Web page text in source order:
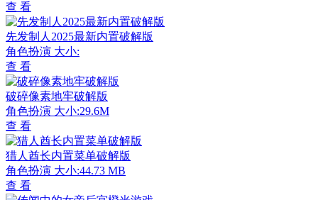
查 看
先发制人2025最新内置破解版
角色扮演 大小:
查 看
破碎像素地牢破解版
角色扮演 大小:29.6M
查 看
猎人酋长内置菜单破解版
角色扮演 大小:44.73 MB
查 看